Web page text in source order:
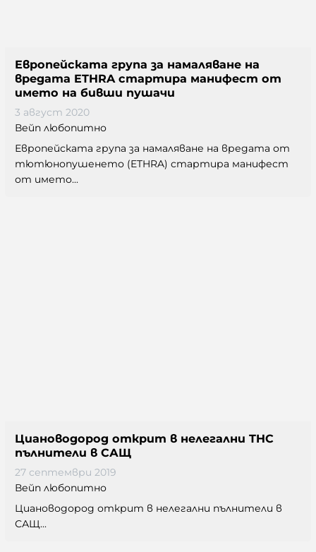
Европейската група за намаляване на
вредата ETHRA стартира манифест от
името на бивши пушачи
3 август 2020
Вейп любопитно
Европейската група за намаляване на вредата от
тютюнопушенето (ETHRA) стартира манифест
от името...
Циановодород открит в нелегални THC
пълнители в САЩ
27 септември 2019
Вейп любопитно
Циановодород открит в нелегални пълнители в
САЩ...